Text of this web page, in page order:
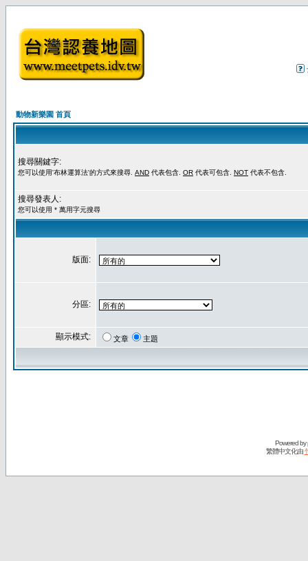
動物新樂園 首頁
搜尋關鍵字:
您可以使用'布林運算法'的方式來搜尋. AND 代表包含. OR 代表可包含. NOT 代表不包含.
搜尋發表人:
您可以使用 * 萬用字元搜尋
版面:
分區:
顯示模式: 文章 主題
Powered by
繁體中文化由